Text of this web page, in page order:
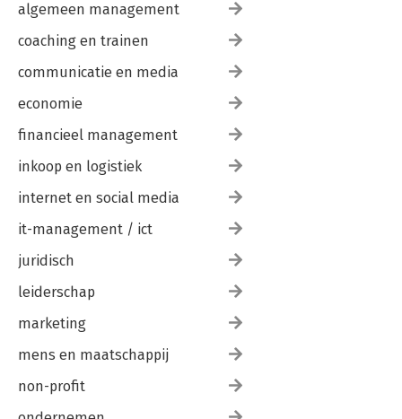
algemeen management
coaching en trainen
communicatie en media
economie
financieel management
inkoop en logistiek
internet en social media
it-management / ict
juridisch
leiderschap
marketing
mens en maatschappij
non-profit